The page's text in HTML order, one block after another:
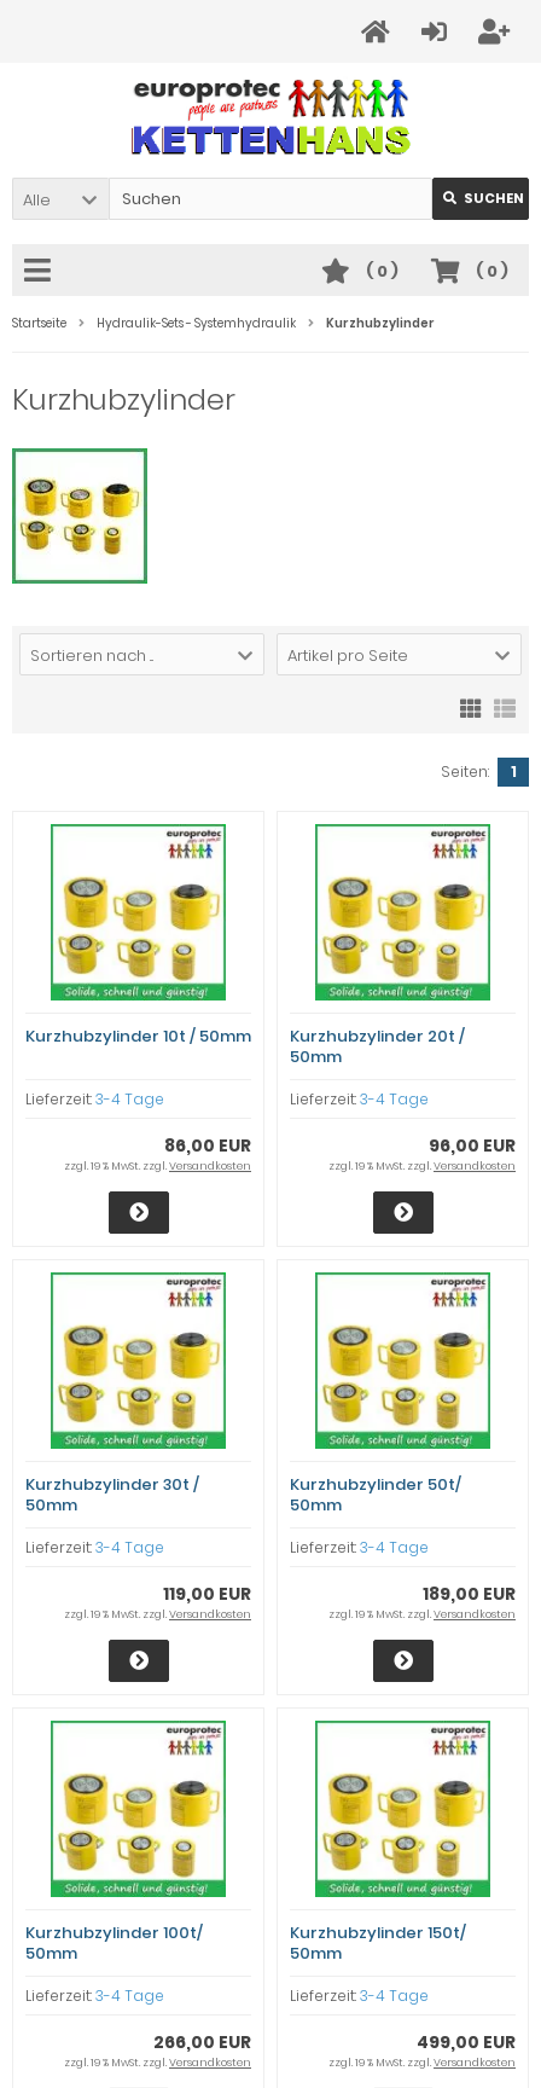
Alle SUCHEN
( 0)
( 0)
Startseite Hydraulik-Sets - Systemhydraulik Kurzhubzylinder
Kurzhubzylinder
Sortieren nach ... Artikel pro Seite
Seiten: 1
Kurzhubzylinder 10t / 50mm
Lieferzeit:3-4 Tage
86,00 EUR
zzgl. 19 % MwSt. zzgl.Versandkosten
Kurzhubzylinder 20t /
50mm
Lieferzeit:3-4 Tage
96,00 EUR
zzgl. 19 % MwSt. zzgl.Versandkosten
Kurzhubzylinder 30t /
50mm
Lieferzeit:3-4 Tage
119,00 EUR
zzgl. 19 % MwSt. zzgl.Versandkosten
Kurzhubzylinder 50t/
50mm
Lieferzeit:3-4 Tage
189,00 EUR
zzgl. 19 % MwSt. zzgl.Versandkosten
Kurzhubzylinder 100t/
50mm
Lieferzeit:3-4 Tage
266,00 EUR
zzgl. 19 % MwSt. zzgl.Versandkosten
Kurzhubzylinder 150t/
50mm
Lieferzeit:3-4 Tage
499,00 EUR
zzgl. 19 % MwSt. zzgl.Versandkosten